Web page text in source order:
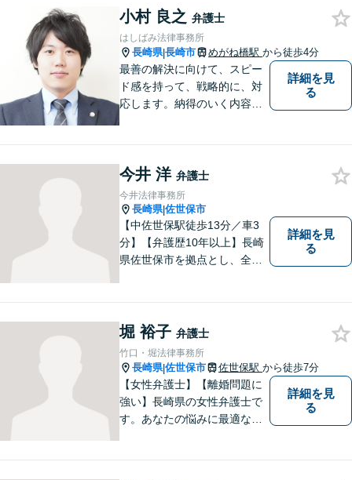
小村 良之 弁護士
はしばみ法律事務所
長崎県|長崎市 めがね橋駅 から徒歩4分
最善の解決に向けて、スピー
ド感を持って、戦略的に、対
応します。納得のいく内容と
詳細を見
る
今井 洋 弁護士
今井法律事務所
長崎県|佐世保市
【中佐世保駅徒歩13分／車3
分】【弁護歴10年以上】長崎
県佐世保市を拠点とし、全国
の解決へと導きます。時間外
のご相談にも対応可能ですの
で、お気軽にご連絡くださ
い。
詳細を見
る
堀 裕子 弁護士
竹口・堀法律事務所
長崎県|佐世保市 佐世保駅 から徒歩7分
【女性弁護士】【離婚問題に
強い】長崎県の女性弁護士で
す。あなたの悩みに最適なリ
詳細を見
る